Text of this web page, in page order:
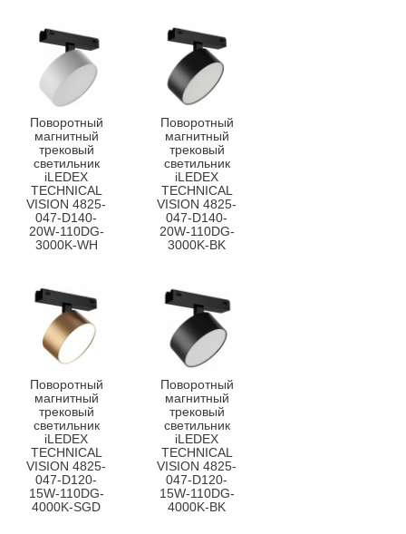
Поворотный
магнитный
трековый
светильник
iLEDEX
TECHNICAL
VISION 4825-
047-D140-
20W-110DG-
3000K-WH
Поворотный
магнитный
трековый
светильник
iLEDEX
TECHNICAL
VISION 4825-
047-D140-
20W-110DG-
3000K-BK
Поворотный
магнитный
трековый
светильник
iLEDEX
TECHNICAL
VISION 4825-
047-D120-
15W-110DG-
4000K-SGD
Поворотный
магнитный
трековый
светильник
iLEDEX
TECHNICAL
VISION 4825-
047-D120-
15W-110DG-
4000K-BK